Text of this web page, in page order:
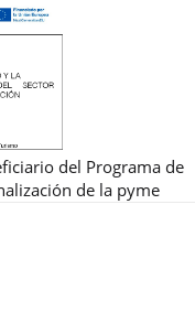
del Programa de
de la pyme